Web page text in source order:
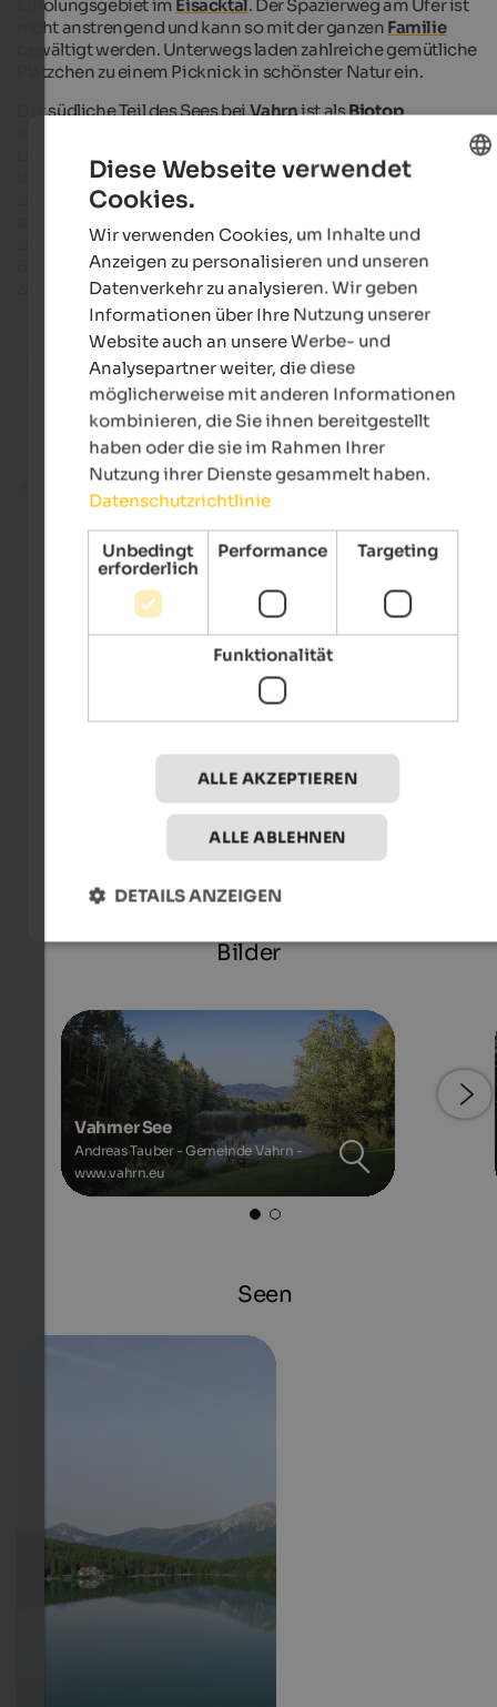
Erholungsgebiet im Eisacktal . Der Spazierweg am Ufer ist
nicht anstrengend und kann so mit der ganzen Familie
bewältigt werden. Unterwegs laden zahlreiche gemütliche
Plätzchen zu einem Picknick in schönster Natur ein.
Der südliche Teil des Sees beiVahrnist alsBiotop
Lebensraum für viele verschiedene Libellen sowie andere
und Pflanzenarten. Der nördliche Bereich war ursprünglich
zugänglich. Aufgrund der
zum Schwimmen ein. Seit 2018 gilt hier jedoch ein Verbot für
Baden, Tauchen und Fischen, da auf dem Grund des Sees
zahlreiche Relikte aus den Weltkriegen liegen.
Aktuelle Urlaubsangebote
ab 50 €
– unvergesslicher Familienurlaub auf dem Bauernhof in
Bilder
Vahrner See
Andreas Tauber - Gemeinde Vahrn -
www.vahrn.eu
Seen
GERMAN
Diese Webseite verwendet
Cookies.
Wir verwenden Cookies, um Inhalte und
Anzeigen zu personalisieren und unseren
Datenverkehr zu analysieren. Wir geben
Informationen über Ihre Nutzung unserer
Website auch an unsere Werbe- und
Analysepartner weiter, die diese
möglicherweise mit anderen Informationen
kombinieren, die Sie ihnen bereitgestellt
haben oder die sie im Rahmen Ihrer
Nutzung ihrer Dienste gesammelt haben.
Datenschutzrichtlinie
Unbedingt
erforderlich
Performance Targeting
Funktionalität
ALLE AKZEPTIEREN
ALLE ABLEHNEN
DETAILS ANZEIGEN